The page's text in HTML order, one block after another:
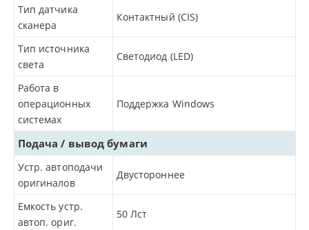
Тип датчика
сканера
Контактный (CIS)
Тип источника
света
Светодиод (LED)
Работа в
операционных
системах
Поддержка Windows
Подача / вывод бумаги
Устр. автоподачи
оригиналов
Двустороннее
Емкость устр.
автоп. ориг.
50 Лст